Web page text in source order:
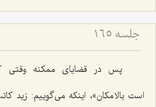
جلسه ۱۶۵
پس در قضایاى ممكنه وقتى
است بالامكان»، اینكه مى‌گوییم: زید